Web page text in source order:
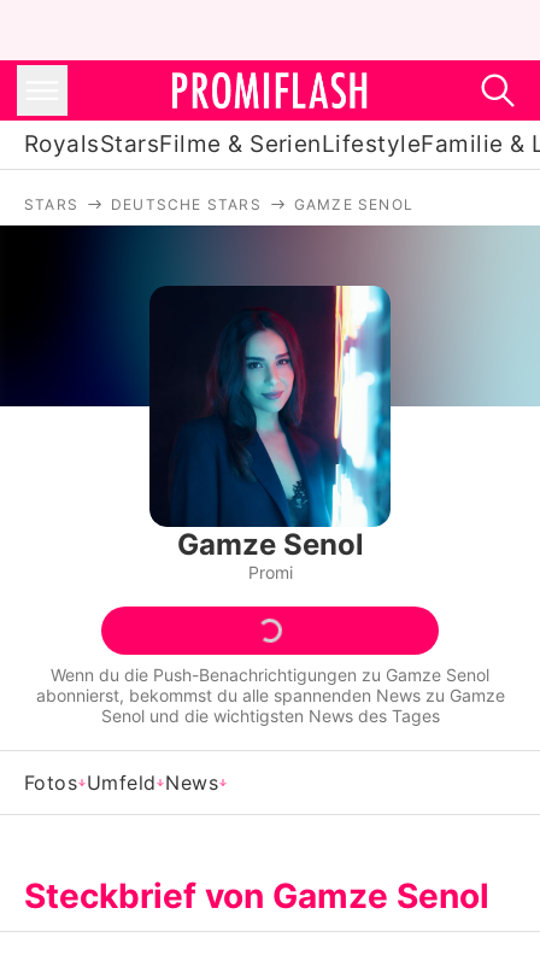
RoyalsStarsFilme & SerienLifestyleFamilie &
Filme & Serien
Lifestyle
Familie & Liebe
Promiflash Exklusiv
Alle Themen auf Promiflash
Jobs
App runterladen
Team
Impressum
Nutzungsbedingungen
STARS DEUTSCHE STARS GAMZE SENOL
Gamze Senol
Promi
Wenn du die Push-Benachrichtigungen zu Gamze Senol
abonnierst, bekommst du alle spannenden News zu Gamze
Senolund die wichtigsten News des Tages
Fotos Umfeld News
Steckbrief von Gamze Senol